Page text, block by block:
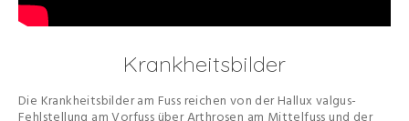
Krankheitsbilder
Die Krankheitsbilder am Fuss reichen von der Hallux valgus-